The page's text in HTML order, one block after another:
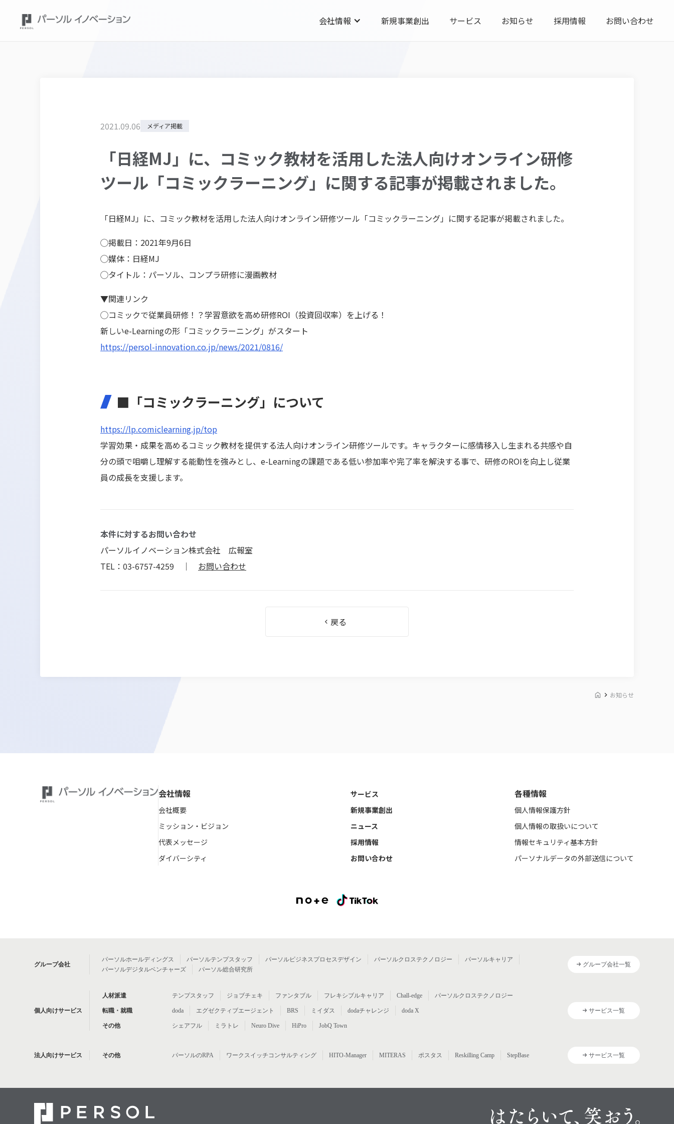
会社情報 新規事業創出 サービス お知らせ 採用情報 お問い合わせ
2021.09.06 メディア掲載
「日経MJ」に、コミック教材を活用した法人向けオンライン研修
ツール「コミックラーニング」に関する記事が掲載されました。
「日経MJ 」に、コミック教材を活用した法人向けオンライン研修ツール「コミックラーニング」に関する記事が掲載されました。
◯掲載日： 2021年9月6日
◯媒体： 日経MJ
◯タイトル： パーソル、コンプラ研修に漫画教材
▼関連リンク
◯コミックで従業員研修！？学習意欲を高め研修ROI（投資回収率）を上げる！
新しいe-Learningの形「コミックラーニング」がスタート
https://persol-innovation.co.jp/news/2021/0816/
■「コミックラーニング」について
https://lp.comiclearning.jp/top
学習効果・成果を高めるコミック教材を提供する法人向けオンライン研修ツールです。キャラクターに感情移入し生まれる共感や自
分の頭で咀嚼し理解する能動性を強みとし、 e-Learningの課題である低い参加率や完了率を解決する事で、研修のROIを向上し従業
員の成長を支援します。
本件に対するお問い合わせ
パーソルイノベーション株式会社 広報室
TEL：03-6757-4259 ｜ お問い合わせ
戻る
お知らせ
会社情報
会社概要
ミッション・ビジョン
代表メッセージ
ダイバーシティ
サービス
新規事業創出
ニュース
採用情報
お問い合わせ
各種情報
個人情報保護方針
個人情報の取扱いについて
情報セキュリティ基本方針
パーソナルデータの外部送信について
グループ会社
パーソルホールディングス パーソルテンプスタッフ パーソルビジネスプロセスデザイン パーソルクロステクノロジー
パーソルキャリア
パーソルデジタルベンチャーズ
パーソル総合研究所
グループ会社一覧
個人向けサービス
人材派遣 テンプスタッフ ジョブチェキ ファンタブル フレキシブルキャリア Chall-edge パーソルクロステクノロジー
転職・就職 doda エグゼクティブエージェント BRS ミイダス dodaチャレンジ doda X
その他 シェアフル ミラトレ Neuro Dive HiPro JobQ Town
サービス一覧
法人向けサービス その他 パーソルのRPA ワークスイッチコンサルティング HITO-Manager MITERAS ポスタス Reskilling Camp StepBase サービス一覧